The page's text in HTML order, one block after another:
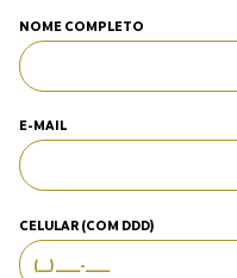
NOME COMPLETO
E-MAIL
CELULAR (COM DDD)